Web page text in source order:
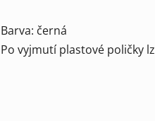
Barva: černá
Po vyjmutí plastové poličky